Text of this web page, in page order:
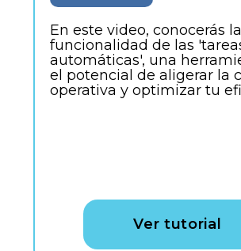
En este video, conocerás la
funcionalidad de las
automáticas', una
el potencial de aligerar la
operativa y optimizar tu
Ver tutorial